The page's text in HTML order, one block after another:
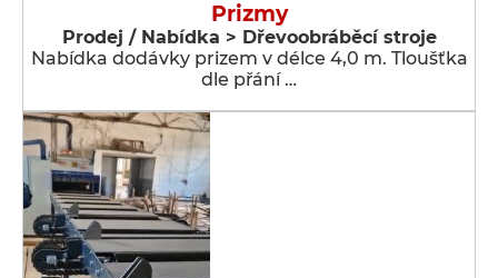
Prizmy
Prodej / Nabídka > Dřevoobráběcí stroje
Nabídka dodávky prizem v délce 4,0 m. Tloušťka
dle přání …